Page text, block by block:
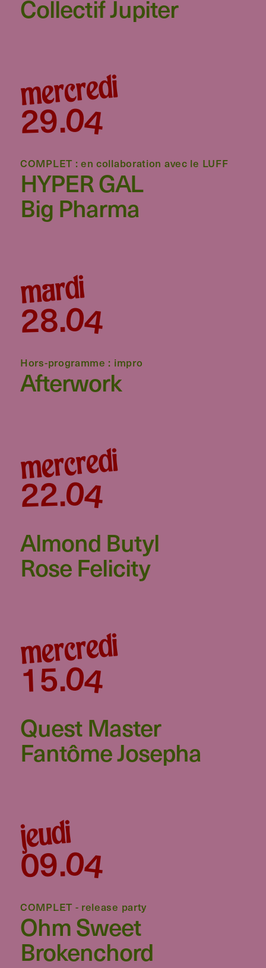
Collectif Jupiter
mercredi
04
.
29
COMPLET : en collaboration avec le LUFF
HYPER GAL
Big Pharma
mardi
04
.
28
Hors-programme : impro
Afterwork
mercredi
04
.
22
Almond Butyl
Rose Felicity
mercredi
04
.
15
Quest Master
Fantôme Josepha
jeudi
04
.
09
COMPLET - release party
Ohm Sweet
Brokenchord